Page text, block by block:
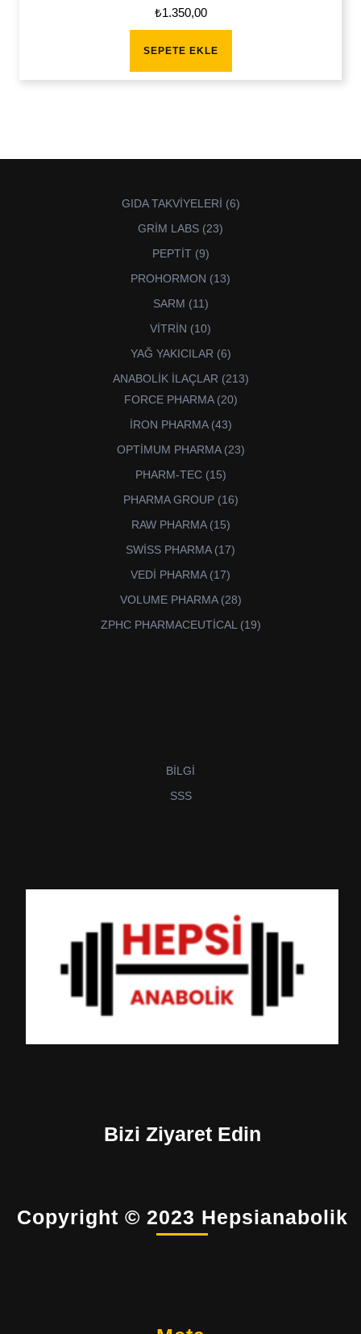
₺1.350,00
SEPETE EKLE
GIDA TAKVİYELERİ 66
GRİM LABS 2323
PEPTİT 99
PROHORMON 1313
SARM 1111
VİTRİN 1010
YAĞ YAKICILAR 66
ANABOLİK İLAÇLAR 213213
FORCE PHARMA 2020
İRON PHARMA 4343
OPTİMUM PHARMA 2323
PHARM-TEC 1515
PHARMA GROUP 1616
RAW PHARMA 1515
SWİSS PHARMA 1717
VEDİ PHARMA 1717
VOLUME PHARMA 2828
ZPHC PHARMACEUTİCAL 1919
BİLGİ
SSS
Bizi Ziyaret Edin
Copyright © 2023 Hepsianabolik